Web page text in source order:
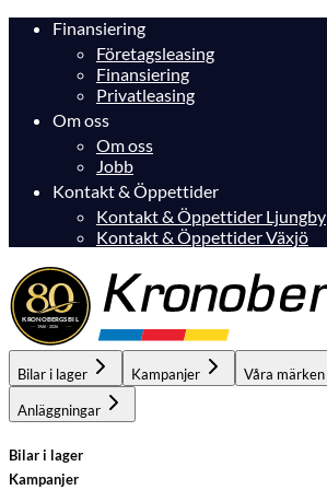
Finansiering
Företagsleasing
Finansiering
Privatleasing
Om oss
Om oss
Jobb
Kontakt & Öppettider
Kontakt & Öppettider Ljungby
Kontakt & Öppettider Växjö
Bilar i lager Kampanjer Våra märken
Anläggningar
Bilar i lager
Kampanjer